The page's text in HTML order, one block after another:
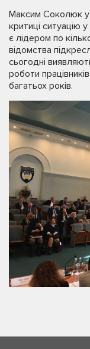
Максим Соколюк у
критиці ситуацію
є лідером по
відомства
сьогодні
роботи
багатьох років.